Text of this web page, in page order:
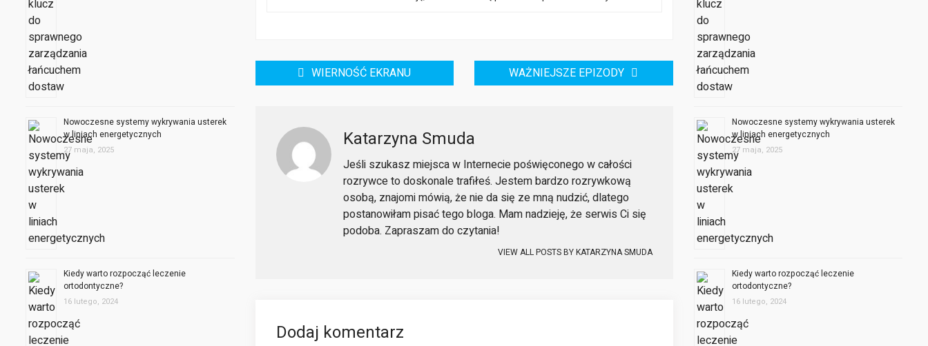
Nawigacja
wpisu
WIERNOŚĆ EKRANU WAŻNIEJSZE EPIZODY
Katarzyna Smuda
Jeśli szukasz miejsca w Internecie poświęconego w całości
rozrywce to doskonale trafiłeś. Jestem bardzo rozrywkową
osobą, znajomi mówią, że nie da się ze mną nudzić, dlatego
postanowiłam pisać tego bloga. Mam nadzieję, że serwis Ci się
podoba. Zapraszam do czytania!
VIEW ALL POSTS BYKATARZYNA SMUDA
Dodaj komentarz
Nowoczesne systemy wykrywania usterek
w liniach energetycznych
27 maja, 2025
Kiedy warto rozpocząć leczenie
ortodontyczne?
16 lutego, 2024
Nowoczesne systemy wykrywania usterek
w liniach energetycznych
27 maja, 2025
Kiedy warto rozpocząć leczenie
ortodontyczne?
16 lutego, 2024